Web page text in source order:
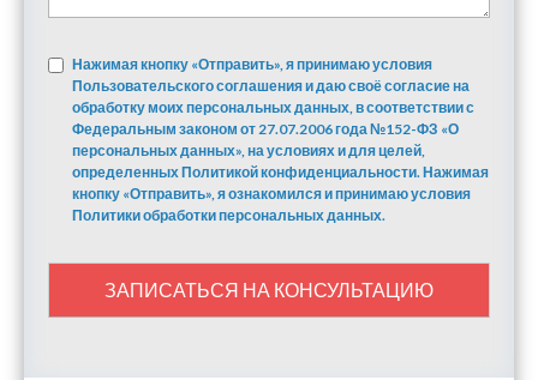
Нажимая кнопку «Отправить», я принимаю условия
Пользовательского соглашения и даю своё согласие на
обработку моих персональных данных, в соответствии с
Федеральным законом от 27.07.2006 года №152-ФЗ «О
персональных данных», на условиях и для целей,
определенных Политикой конфиденциальности. Нажимая
кнопку «Отправить», я ознакомился и принимаю условия
Политики обработки персональных данных.
ЗАПИСАТЬСЯ НА КОНСУЛЬТАЦИЮ